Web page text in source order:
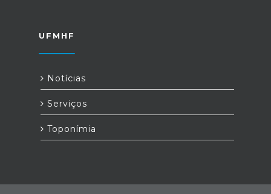
UFMHF
Notícias
Serviços
Toponímia